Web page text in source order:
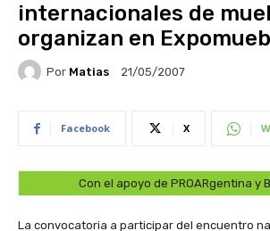
internacionales de
organizan en
Por Matias 21/05/2007
Facebook X
Con el apoyo de PROARgentina y
La convocatoria a participar del encuentro